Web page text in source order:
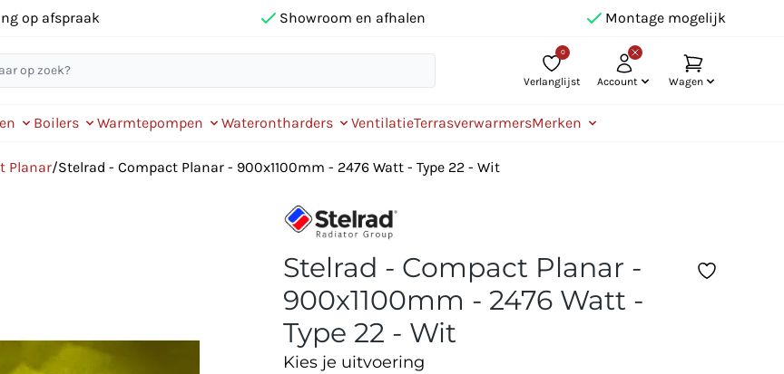
op afspraak Showroom en afhalen Montage mogelijk
0
Verlanglijst Account Wagen
Boilers Warmtepompen Waterontharders VentilatieTerrasverwarmersMerken
Planar/Stelrad - Compact Planar - 900x1100mm - 2476 Watt - Type 22 - Wit
Stelrad - Compact Planar -
900x1100mm - 2476 Watt -
Type 22 - Wit
Kies je uitvoering